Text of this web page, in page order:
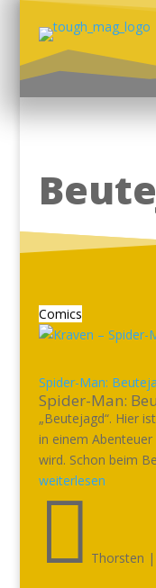
Comics
Spider-Man:
Spider-Man:
„Beutejagd“. Hier
in einem
wird. Schon beim
weiterlesen
 Thorsten |